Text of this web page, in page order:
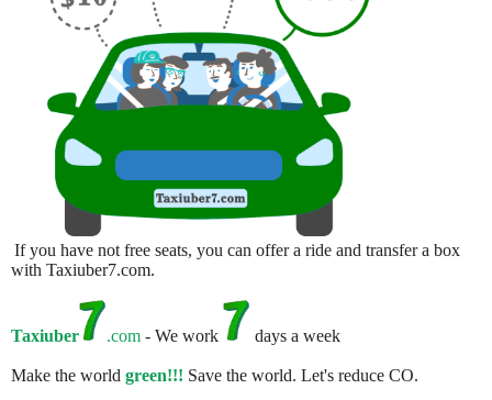
If you have not free seats, you can offer a ride and transfer a box
with Taxiuber7.com.
Taxiuber .com - We work days a week
Make the world green!!! Save the world. Let's reduce CO.